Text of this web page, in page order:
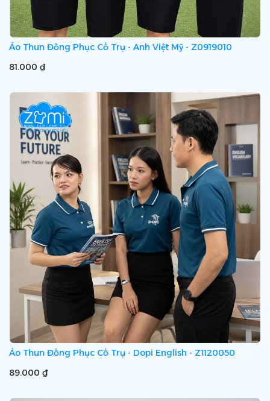
Áo Thun Đồng Phục Cổ Trụ - Anh Việt Mỹ - Z0919010
81.000 ₫
Áo Thun Đồng Phục Cổ Trụ - Dopi English - Z1120050
89.000 ₫